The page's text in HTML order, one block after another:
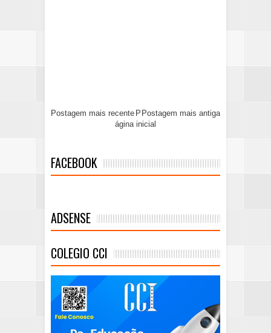
Postagem mais recente Postagem mais antiga
P
ágina inicial
FACEBOOK
ADSENSE
COLEGIO CCI